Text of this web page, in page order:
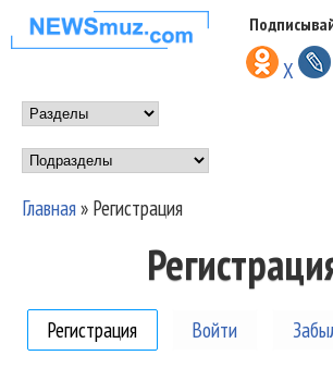
Перейти к основному
содержанию
НОВОСТИ
МУЗЫКИ И
ШОУ БИЗНЕСА
NEWSMUZ.COM
X
Main menu
Подразделы
Главная» Регистрация
Регистрация (активная вкладка)
Войти